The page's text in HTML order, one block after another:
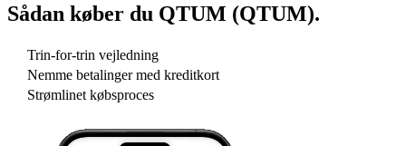
Sådan køber du QTUM (QTUM).
Trin-for-trin vejledning
Nemme betalinger med kreditkort
Strømlinet købsproces